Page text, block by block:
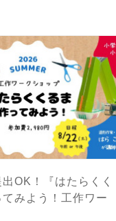
OK！『はたらくく
みよう！工作ワー